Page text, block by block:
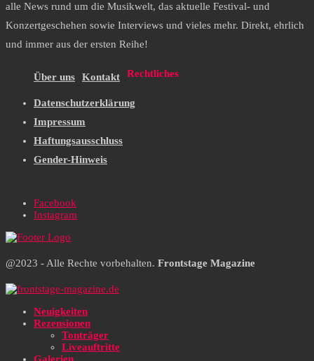
alle News rund um die Musikwelt, das aktuelle Festival- und
Konzertgeschehen sowie Interviews und vieles mehr. Direkt, ehrlich
und immer aus der ersten Reihe!
Über uns Kontakt Rechtliches
Datenschutzerklärung
Impressum
Haftungsausschluss
Gender-Hinweis
Facebook
Instagram
@2023 - Alle Rechte vorbehalten. Frontstage Magazine
Neuigkeiten
Rezensionen
Tonträger
Liveauftritte